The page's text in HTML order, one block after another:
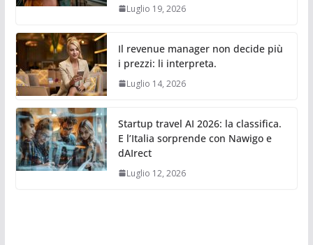
Luglio 19, 2026
Il revenue manager non decide più
i prezzi: li interpreta.
Luglio 14, 2026
Startup travel AI 2026: la classifica.
E l’Italia sorprende con Nawigo e
dAIrect
Luglio 12, 2026